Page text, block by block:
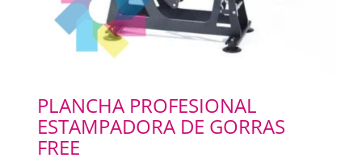
PLANCHA PROFESIONAL
ESTAMPADORA DE GORRAS
FREE